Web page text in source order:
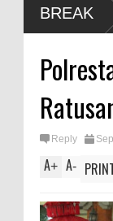
BREAK
pada 2024
Reply
A+ A-